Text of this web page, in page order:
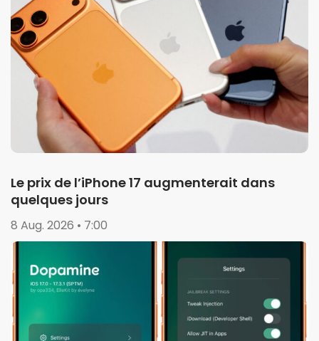
Le prix de l’iPhone 17 augmenterait dans
quelques jours
8 Aug. 2026 • 7:00